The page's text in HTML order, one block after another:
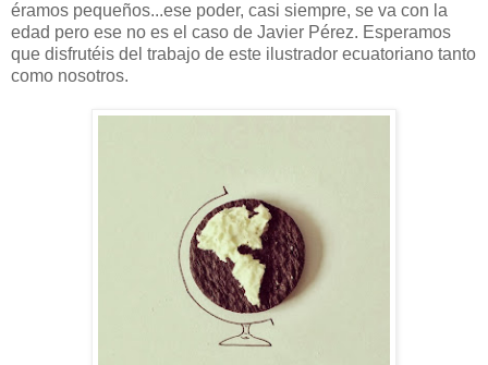
éramos pequeños...ese poder, casi siempre, se va con la
edad pero ese no es el caso de Javier Pérez. Esperamos
que disfrutéis del trabajo de este ilustrador ecuatoriano tanto
como nosotros.